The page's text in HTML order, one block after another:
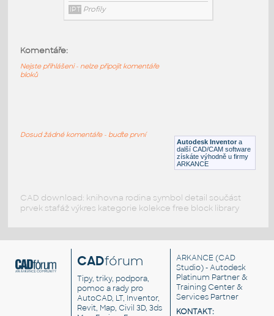
IPT Profily
Profile 40x40 2SA
Profile 40x40 1S
Autodesk Inventor a
další CAD/CAM software
získáte výhodně u firmy
ARKANCE
Komentáře:
Nejste přihlášeni - nelze připojit komentáře
bloků
Dosud žádné komentáře - buďte první
CAD download: knihovna rodina symbol detail součást
prvek stafáž výkres kategorie kolekce free block library
CADfórum
Tipy, triky, podpora,
pomoc a rady pro
AutoCAD, LT, Inventor,
Revit, Map, Civil 3D, 3ds
ARKANCE (CAD
Studio) - Autodesk
Platinum Partner &
Training Center &
Services Partner
KONTAKT: